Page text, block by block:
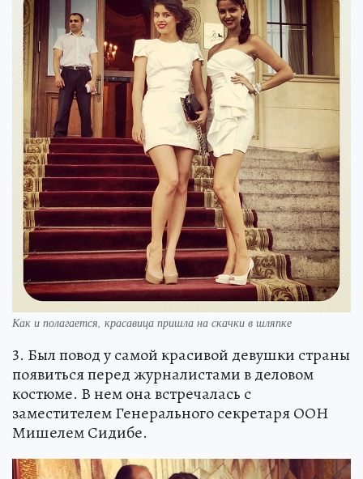
Как и полагается, красавица пришла на скачки в шляпке
3. Был повод у самой красивой девушки страны
появиться перед журналистами в деловом
костюме. В нем она встречалась с
заместителем Генерального секретаря ООН
Мишелем Сидибе.